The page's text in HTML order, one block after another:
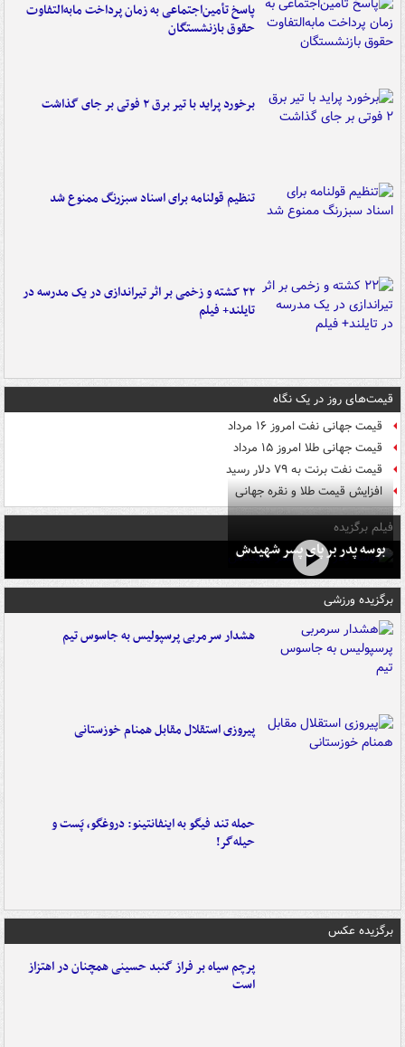
پاسخ تأمین‌اجتماعی به زمان پرداخت مابه‌التفاوت
حقوق بازنشستگان
برخورد پراید با تیر برق ۲ فوتی بر جای گذاشت
تنظیم قولنامه برای اسناد سبزرنگ ممنوع شد
۲۲ کشته و زخمی بر اثر تیراندازی در یک مدرسه در
تایلند+ فیلم
قیمت‌های روز در یک نگاه
قیمت جهانی نفت امروز ۱۶ مرداد
قیمت جهانی طلا امروز ۱۵ مرداد
قیمت نفت برنت به ۷۹ دلار رسید
افزایش قیمت طلا و نقره جهانی
فیلم برگزیده
بوسه‌ پدر بر پای پسر شهیدش
برگزیده ورزشی
هشدار سرمربی پرسپولیس به جاسوس تیم
پیروزی استقلال مقابل همنام خوزستانی
حمله تند فیگو به اینفانتینو: دروغگو، پَست‌ و
حیله‌گر!
برگزیده عکس
پرچم سیاه بر فراز گنبد حسینی همچنان در اهتزاز
است